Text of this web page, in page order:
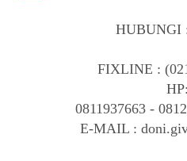
HUBUNGI
FIXLINE :
HP:
0811937663 -
E-MAIL :